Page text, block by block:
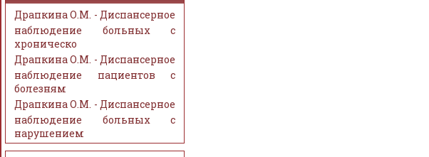
Драпкина О.М. - Диспансерное
наблюдение больных с
хроническо
Драпкина О.М. - Диспансерное
наблюдение пациентов с
болезням
Драпкина О.М. - Диспансерное
наблюдение больных с
нарушением